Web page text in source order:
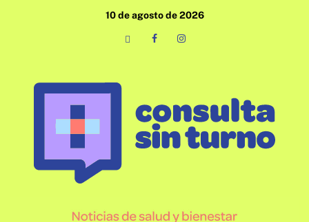
10 de agosto de 2026